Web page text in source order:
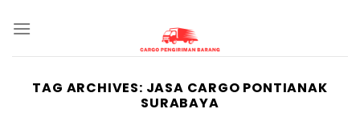
TAG ARCHIVES: JASA CARGO PONTIANAK
SURABAYA